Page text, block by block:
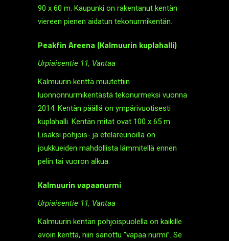
90 x 60 m. Kaupunki on rakentanut kentän
viereen pienen aidatun teko­nurmi­kentän.
Peakfin Areena (Kalmuurin kuplahalli)
Urpiaisentie 11, Vantaa
Kalmuurin kenttä muutettiin
luonnonnurmikentästä teko­nurmeksi vuonna
2014. Kentän päällä on ympärivuotisesti
kuplahalli. Kentän mitat ovat 100 x 65 m.
Lisäksi pohjois- ja etelä­reunoilla on
joukkueiden mahdollista lämmitellä ennen
pelin tai vuoron alkua.
Kalmuurin vapaanurmi
Urpiaisentie 11, Vantaa
Kalmuurin kentän pohjois­puolella on kaikille
avoin kenttä, niin sanottu ”vapaa nurmi”. Se